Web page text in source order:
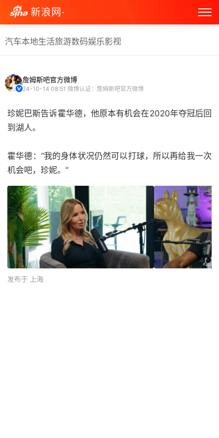
新浪网·
汽车本地生活旅游数码娱乐影视
詹姆斯吧官方微博
24-10-14 08:51 微博认证：詹姆斯吧官方微博
珍妮巴斯告诉霍华德，他原本有机会在2020年夺冠后回
到湖人。
霍华德：“我的身体状况仍然可以打球，所以再给我一次
机会吧，珍妮。” ​
发布于 上海